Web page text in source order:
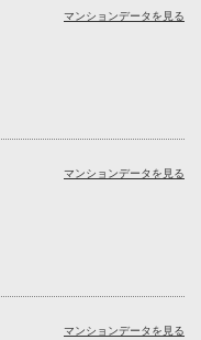
マンションデータを見る
マンションデータを見る
マンションデータを見る